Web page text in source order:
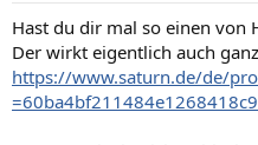
Hast du dir mal so einen von
Der wirkt eigentlich auch
https://www.saturn.de/de/